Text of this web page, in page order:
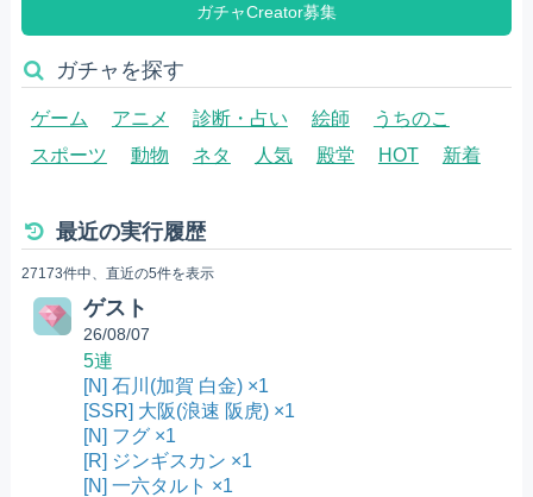
ガチャCreator募集
ガチャを探す
ゲーム アニメ 診断・占い 絵師
うちのこ
スポーツ
動物 ネタ 人気 殿堂 HOT 新着
最近の実行履歴
27173件中、直近の5件を表示
ゲスト
26/08/07
5連
[N] 石川(加賀 白金) ×1
[SSR] 大阪(浪速 阪虎) ×1
[N] フグ ×1
[R] ジンギスカン ×1
[N] 一六タルト ×1